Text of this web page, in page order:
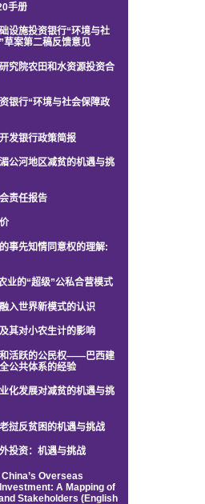
手册
设施投资银行“环境与社
草案第二稿反馈意见
究院农田和水资源投资合
银行“环境与社会保障政
发银行政策简报
公河地区减贫的机遇与挑
责任报告
事先知情同意权的理解:
业的“超级”公私合营模式
入世界新模式的认识
其对小农生计的影响
活跃的公民权——巴西建
公共体系的经验
化发展对减贫的机遇与挑
挝反贫困的机遇与挑战
投资：机遇与挑战
Overseas
A Mapping of
Stakeholders (English